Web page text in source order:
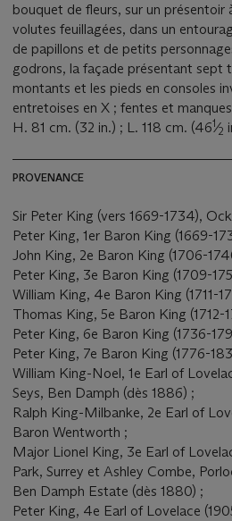
bouquet de fleurs, sur un présentoir
volutes feuillagées, dans un
de papillons et de petits
godrons, la façade présentant sept
montants et les pieds en consoles
entretoises en X ; fentes et
H. 81 cm. (32 in.) ; L. 118 cm. (461⁄2
PROVENANCE
Sir Peter King (vers 1669-1734),
Peter King, 1er Baron King (1669-
John King, 2e Baron King (1706-
Peter King, 3e Baron King (1709-
William King, 4e Baron King (1711-
Thomas King, 5e Baron King (1712-
Peter King, 6e Baron King (1736-
Peter King, 7e Baron King (1776-
William King-Noel, 1e Earl of
Seys, Ben Damph (dès 1886) ;
Ralph King-Milbanke, 2e Earl of
Baron Wentworth ;
Major Lionel King, 3e Earl of
Park, Surrey et Ashley Combe,
Ben Damph Estate (dès 1880) ;
Peter King, 4e Earl of Lovelace